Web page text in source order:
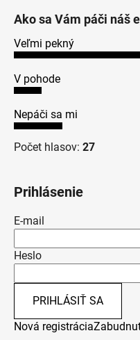
Ako sa Vám páči náš
Veľmi pekný
V pohode
Nepáči sa mi
Počet hlasov: 27
Prihlásenie
E-mail
Heslo
PRIHLÁSIŤ SA
Nová registrácia